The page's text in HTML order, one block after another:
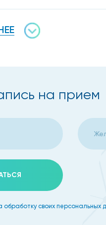
головного мозга в
на прием
обработку своих персональных